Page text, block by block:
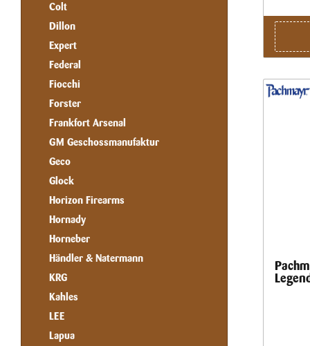
Colt
Dillon
Expert
Federal
Fiocchi
Forster
Frankfort Arsenal
GM Geschossmanufaktur
Geco
Glock
Horizon Firearms
Hornady
Horneber
Händler & Natermann
KRG
Kahles
LEE
Lapua
geformt
Art:
Glock •
0,027